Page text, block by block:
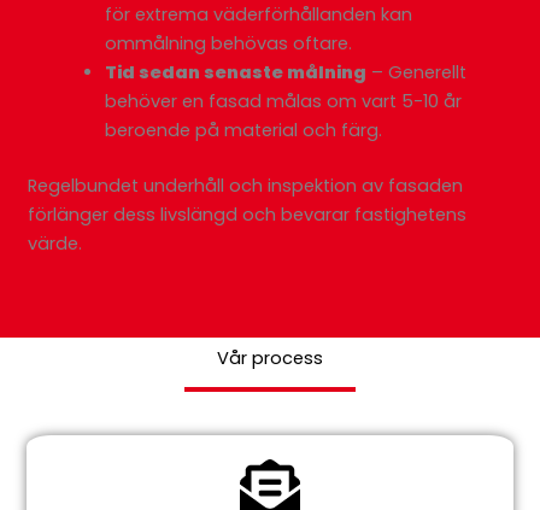
Load More
Instagram
för extrema väderförhållanden kan
ommålning behövas oftare.
Tid sedan senaste målning – Generellt
behöver en fasad målas om vart 5-10 år
beroende på material och färg.
Regelbundet underhåll och inspektion av fasaden
förlänger dess livslängd och bevarar fastighetens
värde.
Vår process